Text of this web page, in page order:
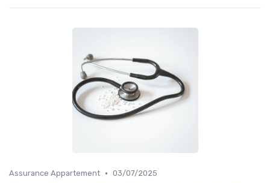
Assurance Appartement • 03/07/2025